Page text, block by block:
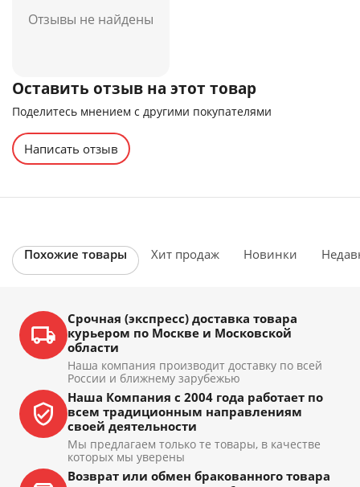
Отзывы не найдены
Оставить отзыв на этот товар
Поделитесь мнением с другими покупателями
Написать отзыв
Похожие товары Хит продаж Новинки
Срочная (экспресс) доставка товара
курьером по Москве и Московской
области
Наша компания производит доставку по всей
России и ближнему зарубежью
Наша Компания с 2004 года работает по
всем традиционным направлениям
своей деятельности
Мы предлагаем только те товары, в качестве
которых мы уверены
Возврат или обмен бракованного товара